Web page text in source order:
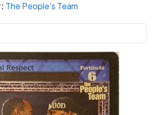
The People's Team